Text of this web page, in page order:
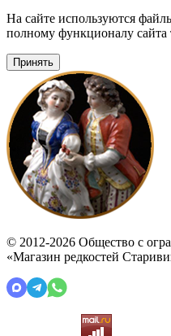
На сайте используются
полному функционалу сайта
Принять
© 2012-2026 Общество с
«Магазин редкостей